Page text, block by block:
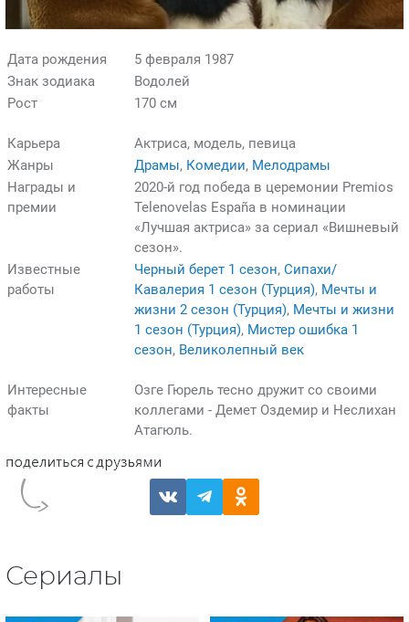
Дата рождения
5 февраля 1987
Знак зодиака
Водолей
Рост
170 см
Карьера
Актриса, модель, певица
Жанры
Драмы, Комедии, Мелодрамы
Награды и
премии
2020-й год победа в церемонии Premios
Telenovelas España в номинации
«Лучшая актриса» за сериал «Вишневый
сезон».
Известные
работы
Черный берет 1 сезон, Сипахи/
Кавалерия 1 сезон (Турция), Мечты и
жизни 2 сезон (Турция), Мечты и жизни
1 сезон (Турция), Мистер ошибка 1
сезон, Великолепный век
Интересные
факты
Озге Гюрель тесно дружит со своими
коллегами - Демет Оздемир и Неслихан
Атагюль.
Сериалы